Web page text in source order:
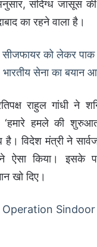
संदिग्ध जासूस
का रहने वाला है।
को लेकर
भारतीय सेना का बयान
राहुल गांधी ने
‘हमारे हमले की
है। विदेश मंत्री ने
ऐसा किया। इसके
खो दिए।
Sindoor